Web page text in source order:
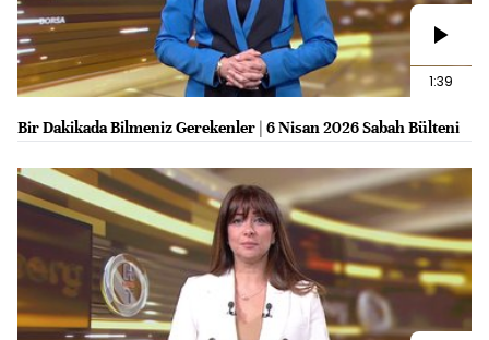
1:39
Bir Dakikada Bilmeniz Gerekenler | 6 Nisan 2026 Sabah Bülteni